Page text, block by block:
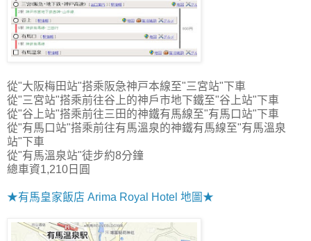
從"大阪梅田站"搭乘阪急神戸本線至"三宮站"下車
從"三宮站"搭乘前往谷上的神戶市地下鐵至"谷上站"下車
從"谷上站"搭乘前往三田的神鐵有馬線至"有馬口站"下車
從"有馬口站"搭乘前往有馬溫泉的神鐵有馬線至"有馬溫泉
站"下車
從"有馬溫泉站"徒步約8分鐘
總車資1,210日圓
★有馬皇家飯店 Arima Royal Hotel 地圖★